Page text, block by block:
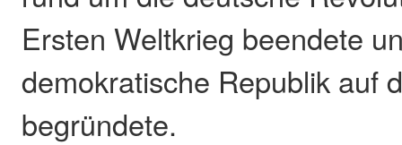
Ersten Weltkrieg beendete
demokratische Republik auf
begründete.